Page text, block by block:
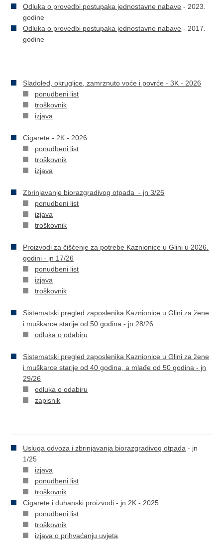
Odluka o provedbi postupaka jednostavne nabave - 2023.
godine
Odluka o provedbi postupaka jednostavne nabave - 2017.
godine
Sladoled, okruglice, zamrznuto voće i povrće - 3K - 2026
ponudbeni list
troškovnik
izjava
Cigarete - 2K - 2026
ponudbeni list
troškovnik
izjava
Zbrinjavanje biorazgradivog otpada - jn 3/26
ponudbeni list
izjava
troškovnik
Proizvodi za čišćenje za potrebe Kaznionice u Glini u 2026.
godini - jn 17/26
ponudbeni list
izjava
troškovnik
Sistematski pregled zaposlenika Kaznionice u Glini za žene
i muškarce starije od 50 godina - jn 28/26
odluka o odabiru
Sistematski pregled zaposlenika Kaznionice u Glini za žene
i muškarce starije od 40 godina, a mlađe od 50 godina - jn
29/26
odluka o odabiru
zapisnik
Usluga odvoza i zbrinjavanja biorazgradivog otpada - jn
1/25
izjava
ponudbeni list
troškovnik
Cigarete i duhanski proizvodi - jn 2K - 2025
ponudbeni list
troškovnik
izjava o prihvaćanju uvjeta